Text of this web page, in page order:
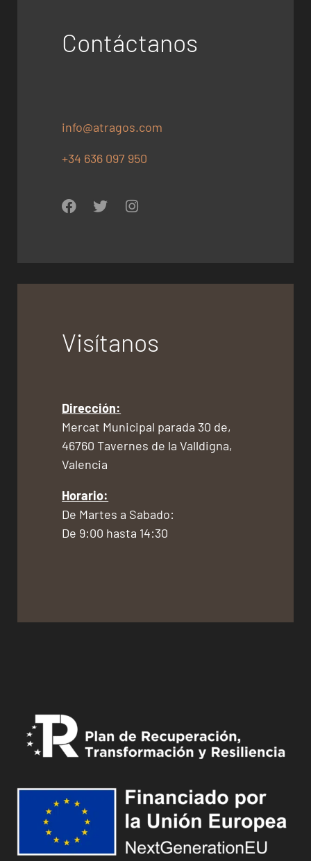
Contáctanos
info@atragos.com
+34 636 097 950
Visítanos
Dirección:
Mercat Municipal parada 30 de,
46760 Tavernes de la Valldigna,
Valencia
Horario:
De Martes a Sabado:
De 9:00 hasta 14:30